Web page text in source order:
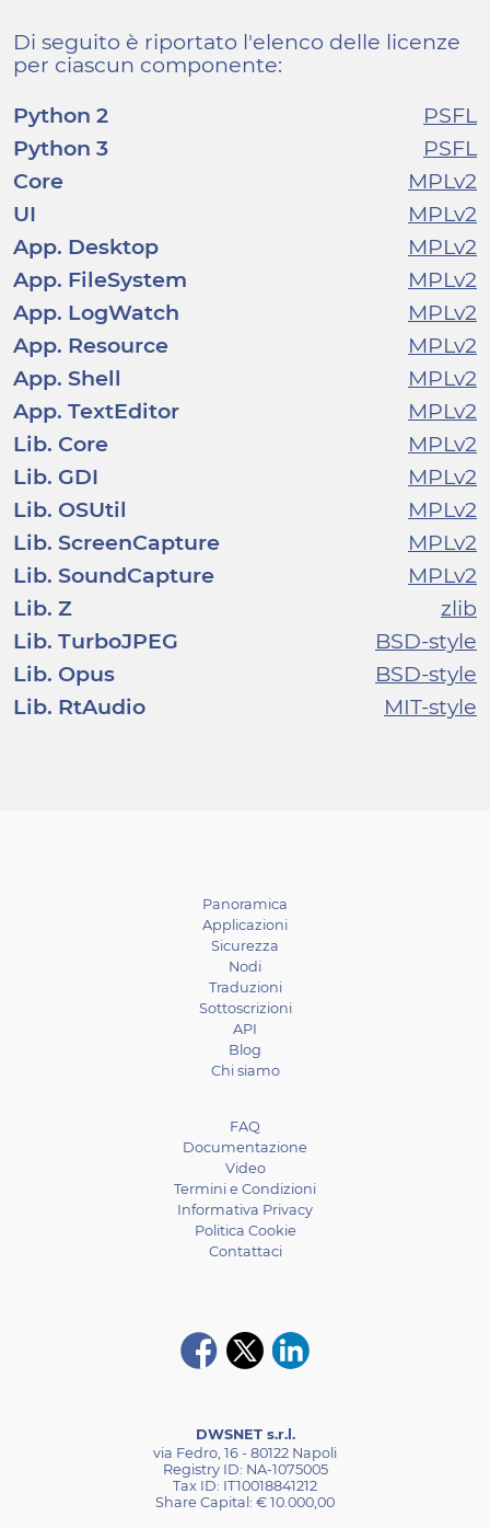
Di seguito è riportato l'elenco delle licenze
per ciascun componente:
Python 2
PSFL
Python 3
PSFL
Core
MPLv2
UI
MPLv2
App. Desktop
MPLv2
App. FileSystem
MPLv2
App. LogWatch
MPLv2
App. Resource
MPLv2
App. Shell
MPLv2
App. TextEditor
MPLv2
Lib. Core
MPLv2
Lib. GDI
MPLv2
Lib. OSUtil
MPLv2
Lib. ScreenCapture
MPLv2
Lib. SoundCapture
MPLv2
Lib. Z
zlib
Lib. TurboJPEG
BSD-style
Lib. Opus
BSD-style
Lib. RtAudio
MIT-style
Panoramica
Applicazioni
Sicurezza
Nodi
Traduzioni
Sottoscrizioni
API
Blog
Chi siamo
FAQ
Documentazione
Video
Termini e Condizioni
Informativa Privacy
Politica Cookie
Contattaci
DWSNET s.r.l.
via Fedro, 16 - 80122 Napoli
Registry ID: NA-1075005
Tax ID: IT10018841212
Share Capital: € 10.000,00